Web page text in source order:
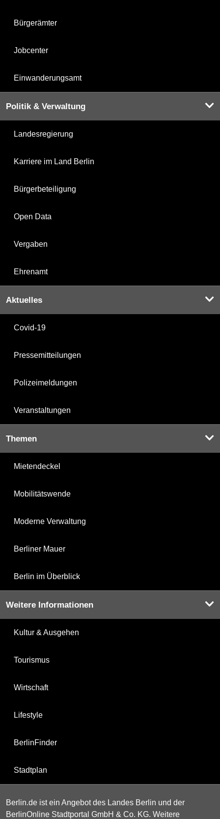
Bürgerämter
Jobcenter
Einwanderungsamt
Politik & Verwaltung
Landesregierung
Karriere im Land Berlin
Bürgerbeteiligung
Open Data
Vergaben
Ehrenamt
Aktuelles
Covid-19
Pressemitteilungen
Polizeimeldungen
Veranstaltungen
Themen
Mietendeckel
Mobilitätswende
Moderne Verwaltung
Berliner Mauer
Berlin im Überblick
Weitere Informationen
Kultur & Ausgehen
Tourismus
Wirtschaft
Lifestyle
BerlinFinder
Stadtplan
Berlin.de ist ein Angebot des Landes Berlin und der
BerlinOnline Stadtportal GmbH & Co. KG. Weitere